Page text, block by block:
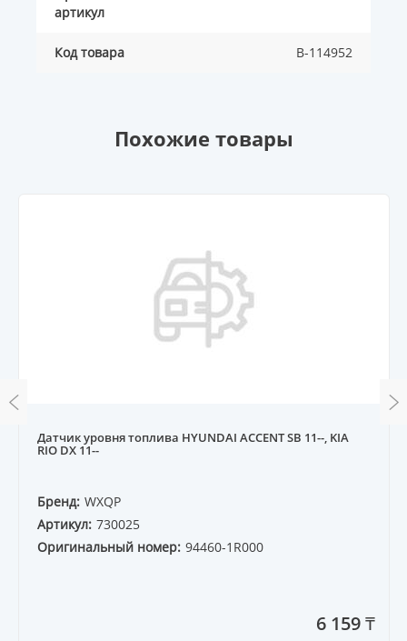
артикул
Код товара B-114952
Похожие товары
Датчик уровня топлива HYUNDAI ACCENT SB 11--, KIA
RIO DX 11--
Бренд: WXQP
Артикул: 730025
Оригинальный номер: 94460-1R000
6 159 ₸